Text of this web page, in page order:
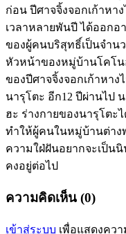
ก่อน ปีศาจจิ้งจอกเก้าหา
เวลาหลายพันปี ได้ออก
ของผู้คนบริสุทธิ์เป็นจำน
หัวหน้าของหมู่บ้านโคโน
ของปีศาจจิ้งจอกเก้าหา
นารุโตะ อีก12 ปีผ่านไป
ฮะ ร่างกายของนารุโตะ
ทำให้ผู้คนในหมู่บ้านต่าง
ความใฝ่ฝันอยากจะเป็น
คงอยู่ต่อไป
ความคิดเห็น (0)
เข้าสู่ระบบ เพื่อแสดงคว